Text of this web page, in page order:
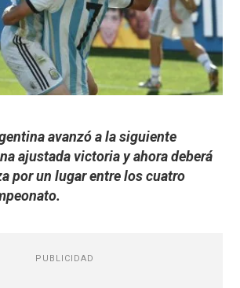
avanzó a la siguiente
ajustada victoria y ahora deberá
por un lugar entre los cuatro
PUBLICIDAD